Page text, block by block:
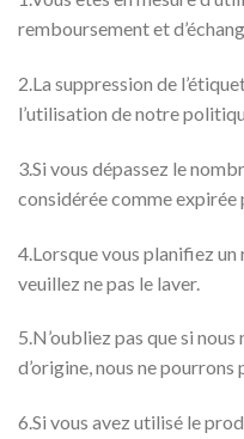
remboursement et
2.La suppression de
l’utilisation de notre
3.Si vous dépassez le
considérée comme expirée
4.Lorsque vous planifiez un
veuillez ne pas le laver.
5.N’oubliez pas que si
d’origine, nous ne
6.Si vous avez utilisé le